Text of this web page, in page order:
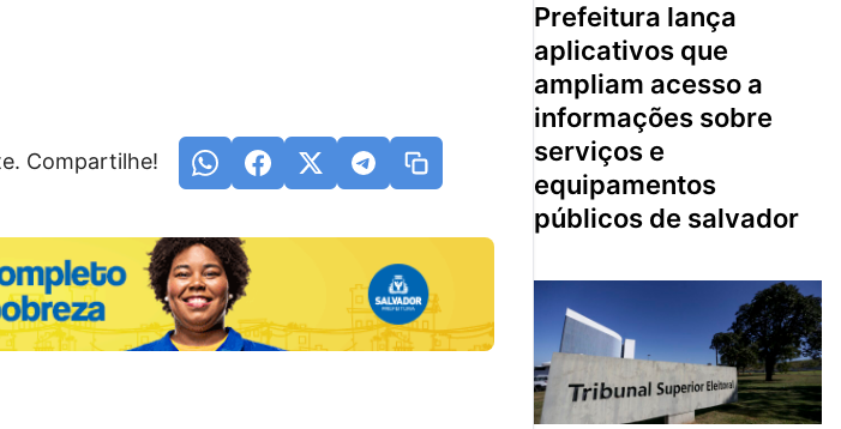
Compartilhe!
prefeitura lança
aplicativos que
ampliam acesso a
informações sobre
serviços e
equipamentos
públicos de salvador